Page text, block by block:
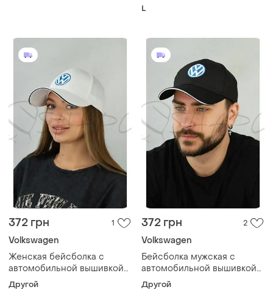
L
372 грн 1
Volkswagen
Женская бейсболка с
автомобильной вышивкой
кепка котоновая с
регулятором volkswagen
Другой
372 грн 2
Volkswagen
Бейсболка мужская с
автомобильной вышивкой
кепка котоновая с
регулятором volkswagen
Другой